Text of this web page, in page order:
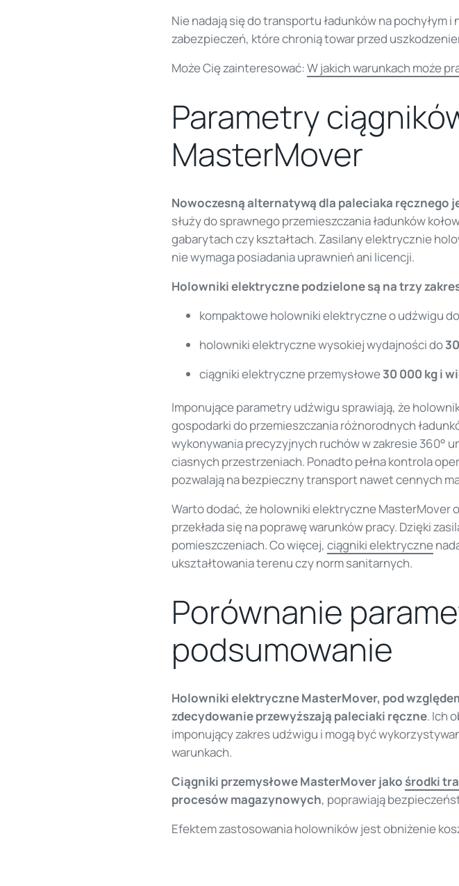
Nie nadają się do transportu ładunków na pochyłym
zabezpieczeń, które chronią towar przed
Może Cię zainteresować:W jakich warunkach może
Parametry
MasterMover
Nowoczesną alternatywą dla paleciaka ręcznego
służy do sprawnego przemieszczania ładunków
gabarytach czy kształtach. Zasilany elektrycznie
nie wymaga posiadania uprawnień ani licencji.
Holowniki elektryczne podzielone są na trzy
kompaktowe holowniki elektryczne o udźwigu do
holowniki elektryczne wysokiej wydajności do
ciągniki elektryczne przemysłowe30 000 kg i
Imponujące parametry udźwigu sprawiają, że
gospodarki do przemieszczania różnorodnych
wykonywania precyzyjnych ruchów w zakresie 360°
ciasnych przestrzeniach. Ponadto pełna kontrola
pozwalają na bezpieczny transport nawet cennych
Warto dodać, że holowniki elektryczne MasterMover
przekłada się na poprawę warunków pracy. Dzięki
pomieszczeniach. Co więcej, ciągniki elektryczne
ukształtowania terenu czy norm sanitarnych.
Porównanie
podsumowanie
Holowniki elektryczne MasterMover, pod
zdecydowanie przewyższają paleciaki ręczne. Ich
imponujący zakres udźwigu i mogą być
warunkach.
Ciągniki przemysłowe MasterMover jako środki
procesów magazynowych, poprawiają
Efektem zastosowania holowników jest obniżenie